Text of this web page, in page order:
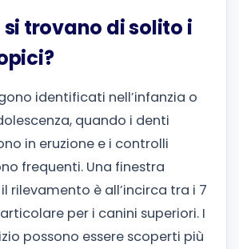
si trovano di solito i
identificati nell’infanzia o
quando i denti
in eruzione e i controlli
frequenti. Una finestra
rilevamento è all’incirca tra i 7
per i canini superiori. I
possono essere scoperti più